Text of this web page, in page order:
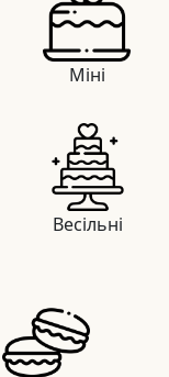
Міні
Весільні